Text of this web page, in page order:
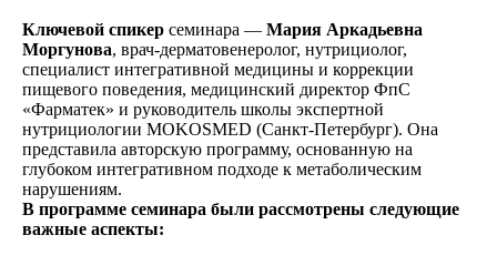
Ключевой спикер семинара — Мария Аркадьевна
Моргунова, врач-дерматовенеролог, нутрициолог,
специалист интегративной медицины и коррекции
пищевого поведения, медицинский директор ФпС
«Фарматек» и руководитель школы экспертной
нутрициологии MOKOSMED (Санкт-Петербург). Она
представила авторскую программу, основанную на
глубоком интегративном подходе к метаболическим
нарушениям.
В программе семинара были рассмотрены следующие
важные аспекты: